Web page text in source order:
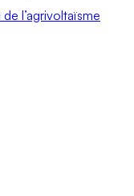
l’agrivoltaïsme